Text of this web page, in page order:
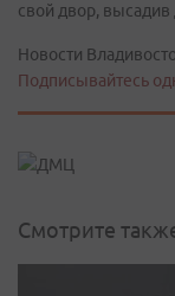
свой двор, высадив
Новости
Подписывайтесь
Смотрите